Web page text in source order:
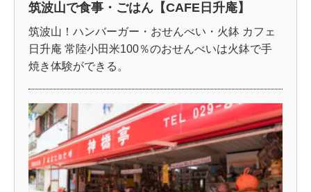
筑波山で食事・ごはん【CAFE日升庵】
筑波山！ハンバーガー・おせんべい・火鉢 カフェ
日升庵 常陸小田米100％のおせんべいは火鉢で手
焼き体験ができる。